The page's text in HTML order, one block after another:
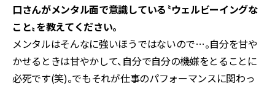
口さんがメンタル面で意識している〝ウェルビーイングな
こと〟を教えてください。
メンタルはそんなに強いほうではないので…。自分を甘や
かせるときは甘やかして、自分で自分の機嫌をとることに
必死です(笑)。でもそれが仕事のパフォーマンスに関わっ